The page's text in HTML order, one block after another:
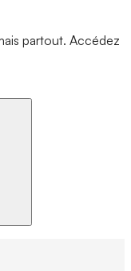
partout. Accédez